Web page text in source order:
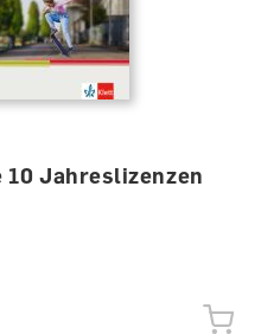
10 Jahreslizenzen